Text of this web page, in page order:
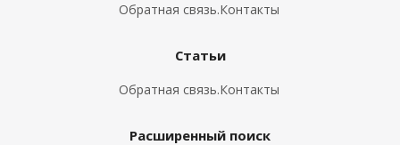
Обратная связь.Контакты
Статьи
Обратная связь.Контакты
Расширенный поиск